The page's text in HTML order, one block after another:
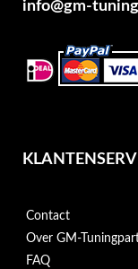
info@gm-
Contact
Over GM-
FAQ